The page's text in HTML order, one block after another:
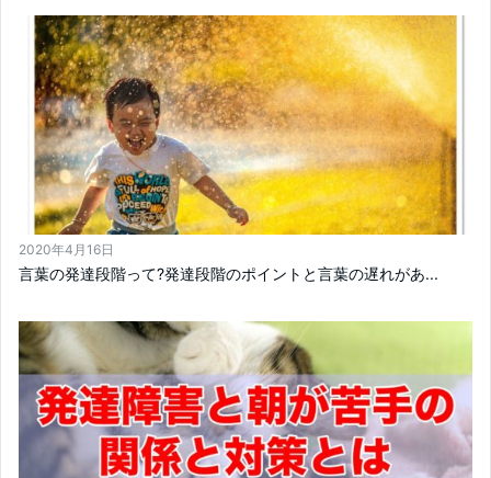
2020年4月16日
言葉の発達段階って?発達段階のポイントと言葉の遅れがあ...